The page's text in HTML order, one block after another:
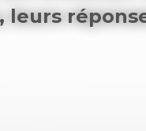
leurs